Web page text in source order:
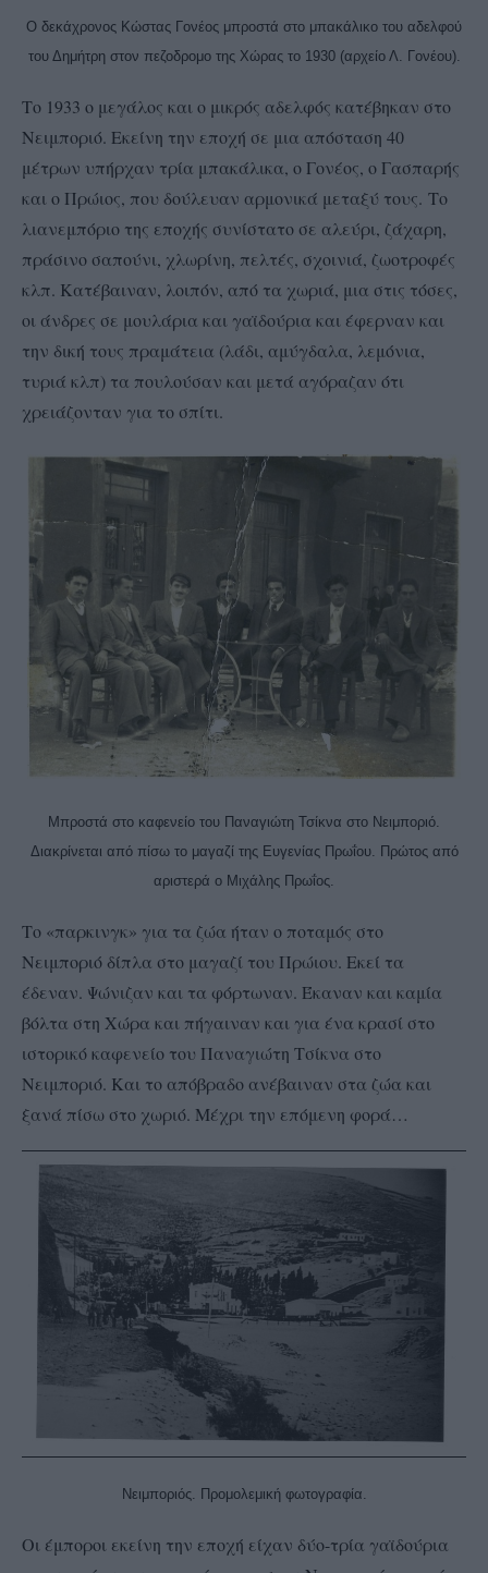
Ο δεκάχρονος Κώστας Γονέος μπροστά στο μπακάλικο του αδελφού
του Δημήτρη στον πεζοδρομο της Χώρας το 1930 (αρχείο Λ. Γονέου).
Το 1933 ο μεγάλος και ο μικρός αδελφός κατέβηκαν στο
Νειμποριό. Εκείνη την εποχή σε μια απόσταση 40
μέτρων υπήρχαν τρία μπακάλικα, ο Γονέος, ο Γασπαρής
και ο Πρώιος, που δούλευαν αρμονικά μεταξύ τους. Το
λιανεμπόριο της εποχής συνίστατο σε αλεύρι, ζάχαρη,
πράσινο σαπούνι, χλωρίνη, πελτές, σχοινιά, ζωοτροφές
κλπ. Κατέβαιναν, λοιπόν, από τα χωριά, μια στις τόσες,
οι άνδρες σε μουλάρια και γαϊδούρια και έφερναν και
την δική τους πραμάτεια (λάδι, αμύγδαλα, λεμόνια,
τυριά κλπ) τα πουλούσαν και μετά αγόραζαν ότι
χρειάζονταν για το σπίτι.
Μπροστά στο καφενείο του Παναγιώτη Τσίκνα στο Νειμποριό.
Διακρίνεται από πίσω το μαγαζί της Ευγενίας Πρωΐου. Πρώτος από
αριστερά ο Μιχάλης Πρωΐος.
Το «παρκινγκ» για τα ζώα ήταν ο ποταμός στο
Νειμποριό δίπλα στο μαγαζί του Πρώιου. Εκεί τα
έδεναν. Ψώνιζαν και τα φόρτωναν. Έκαναν και καμία
βόλτα στη Χώρα και πήγαιναν και για ένα κρασί στο
ιστορικό καφενείο του Παναγιώτη Τσίκνα στο
Νειμποριό. Και το απόβραδο ανέβαιναν στα ζώα και
ξανά πίσω στο χωριό. Μέχρι την επόμενη φορά…
Νειμποριός. Προμολεμική φωτογραφία.
Οι έμποροι εκείνη την εποχή είχαν δύο-τρία γαϊδούρια